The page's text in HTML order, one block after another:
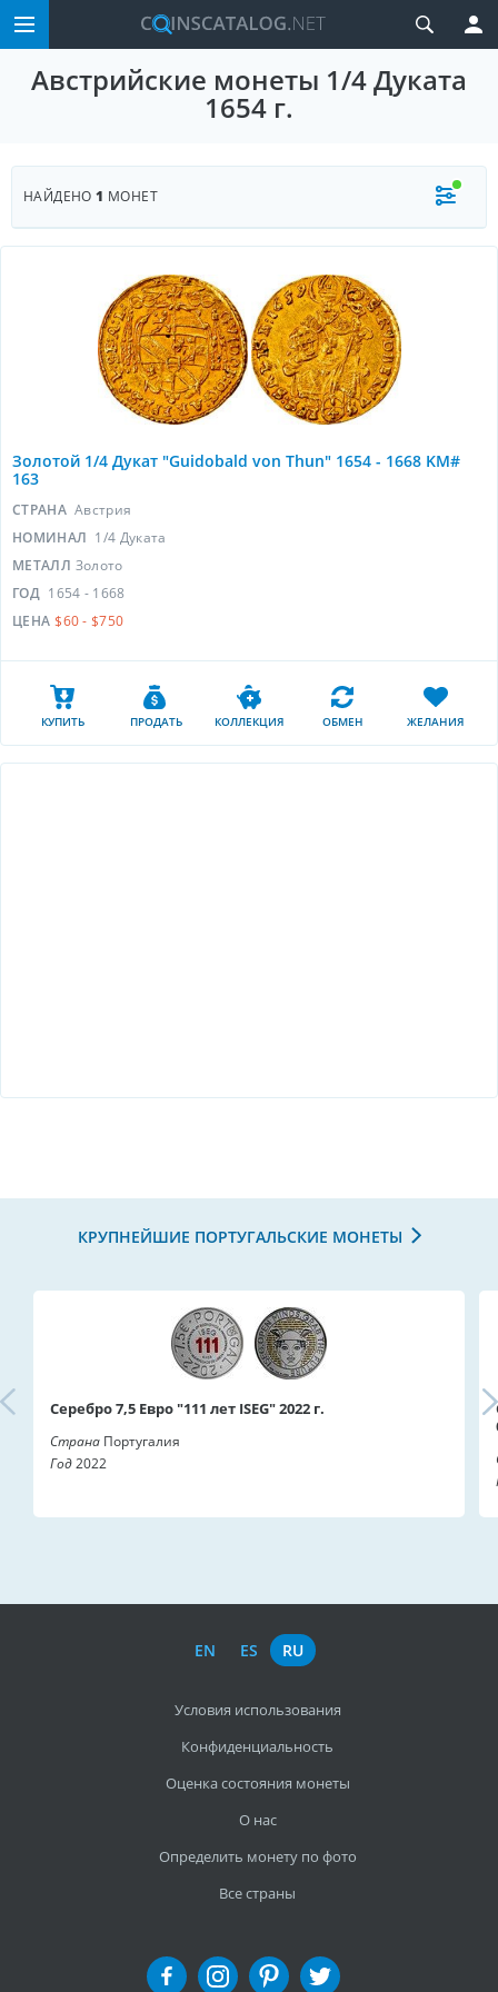
Австрийские монеты 1/4 Дуката
1654 г.
НАЙДЕНО1 МОНЕТ
Золотой 1/4 Дукат "Guidobald von Thun" 1654 - 1668 KM#
163
СТРАНА Австрия
НОМИНАЛ 1/4 Дуката
МЕТАЛЛ Золото
ГОД 1654 - 1668
ЦЕНА $60 - $750
КУПИТЬ ПРОДАТЬ КОЛЛЕКЦИЯ ОБМЕН ЖЕЛАНИЯ
КРУПНЕЙШИЕ ПОРТУГАЛЬСКИЕ МОНЕТЫ
Серебро 7,5 Евро "111 лет ISEG" 2022 г.
Страна Португалия
Год2022
EN ES RU
Условия использования
Конфиденциальность
Оценка состояния монеты
О нас
Определить монету по фото
Все страны